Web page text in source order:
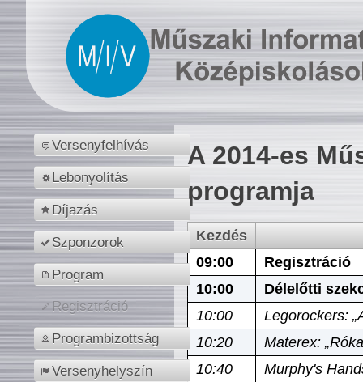
Versenyfelhívás
Lebonyolítás
Díjazás
Szponzorok
Program
Regisztráció
Programbizottság
Versenyhelyszín
A 2014-es
programja
Kezdés
09:00
Regisztráció
10:00
Délelőtti
10:00
Legorockers:
10:20
Materex:
10:40
Murphy's